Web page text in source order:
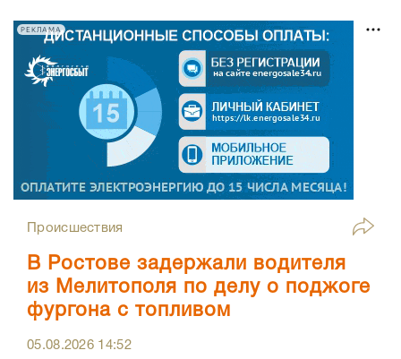
РЕКЛАМА
Происшествия
В Ростове задержали водителя
из Мелитополя по делу о поджоге
фургона с топливом
05.08.2026 14:52